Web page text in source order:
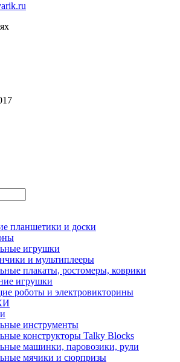
планшетики и доски
игрушки
и мультиплееры
плакаты, ростомеры, коврики
игрушки
роботы и электровикторины
инструменты
конструкторы Talky Blocks
машинки, паровозики, рули
мячики и сюрпризы